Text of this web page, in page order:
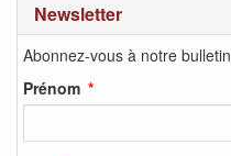
Newsletter
Abonnez-vous à notre bulletin
Prénom